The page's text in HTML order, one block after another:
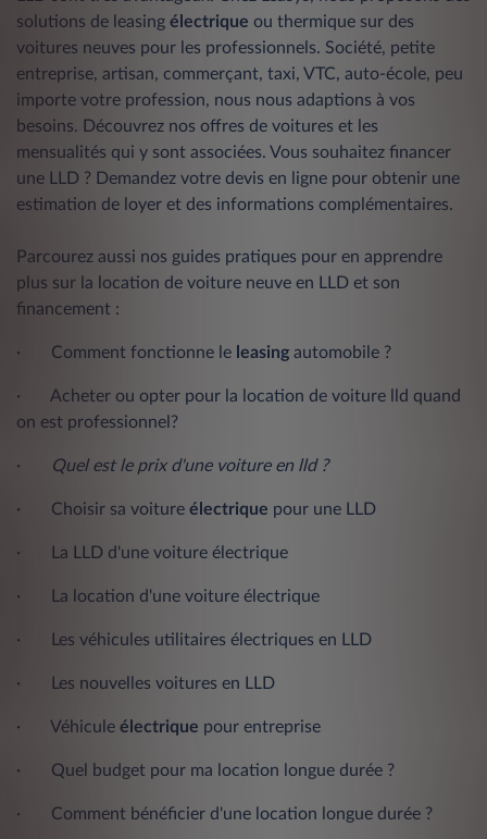
solutions de leasing électrique ou thermique sur des
voitures neuves pour les professionnels. Société, petite
entreprise, artisan, commerçant, taxi, VTC, auto-école, peu
importe votre profession, nous nous adaptions à vos
besoins. Découvrez nos offres de voitures et les
mensualités qui y sont associées. Vous souhaitez financer
une LLD ? Demandez votre devis en ligne pour obtenir une
estimation de loyer et des informations complémentaires.
Parcourez aussi nos guides pratiques pour en apprendre
plus sur la location de voiture neuve en LLD et son
financement :
· Comment fonctionne le leasing automobile ?
· Acheter ou opter pour la location de voiture lld quand
on est professionnel?
· Quel est le prix d'une voiture en lld ?
· Choisir sa voiture électrique pour une LLD
· La LLD d'une voiture électrique
· La location d'une voiture électrique
· Les véhicules utilitaires électriques en LLD
· Les nouvelles voitures en LLD
· Véhicule électrique pour entreprise
· Quel budget pour ma location longue durée ?
· Comment bénéficier d'une location longue durée ?